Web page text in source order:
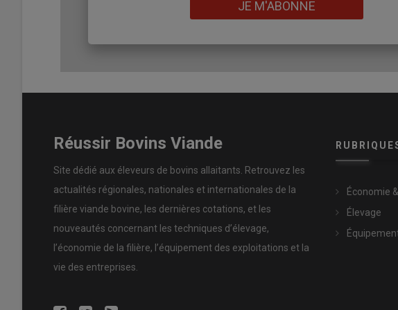
Un coup de pouce financier pour l’entretien des haies
2025-2030, le budget est passé à 15 millions d’euros par an.
Des règles pouvant évoluer d’une année à l’autre
Mais le cadre des règles administratives peut aussi évoluer d’une année
l’échelle d’une exploitation. Ainsi, alors que la moitié de la surface de son
périmètre dubassin-versantde la Dronne les années précédentes pour
cette année, témoigne Susana Ciscarès. «Ça me limite un peu, car j’ai 30
quelques points. »
Lire aussi :
JE M'ABONNE
Réussir Bovins Viande
Site dédié aux éleveurs de bovins allaitants. Retrouvez les
actualités régionales, nationales et internationales de la
filière viande bovine, les dernières cotations, et les
nouveautés concernant les techniques d’élevage,
l’économie de la filière, l’équipement des exploitations et la
vie des entreprises.
Économie
Élevage